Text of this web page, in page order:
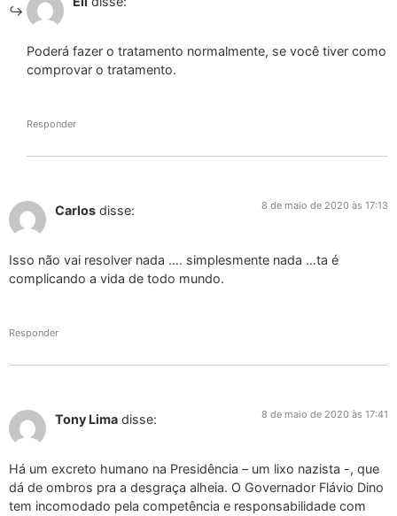
Poderá fazer o tratamento normalmente, se você tiver como
comprovar o tratamento.
Responder
Carlos disse: 8 de maio de 2020 às 17:13
Isso não vai resolver nada …. simplesmente nada …ta é
complicando a vida de todo mundo.
Responder
Tony Lima disse: 8 de maio de 2020 às 17:41
Há um excreto humano na Presidência – um lixo nazista -, que
dá de ombros pra a desgraça alheia. O Governador Flávio Dino
tem incomodado pela competência e responsabilidade com